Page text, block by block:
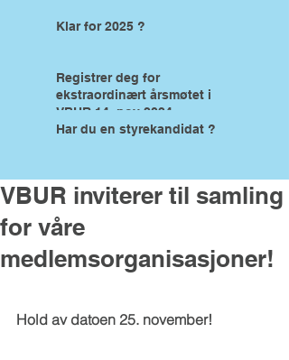
Klar for 2025 ?
Registrer deg for
ekstraordinært årsmøtet i
VBUR 14. nov 2024
Har du en styrekandidat ?
VBUR inviterer til samling
for våre
medlemsorganisasjoner!
Hold av datoen 25. november!